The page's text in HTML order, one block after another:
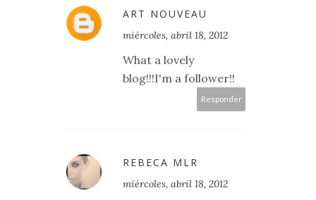
ART NOUVEAU
miércoles, abril 18, 2012
What a lovely
blog!!!I'm a follower!!
Responder
REBECA MLR
miércoles, abril 18, 2012